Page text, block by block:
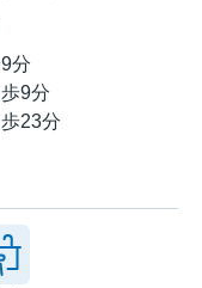
分
9分
23分